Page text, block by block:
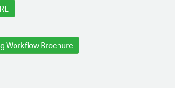
Workflow Brochure